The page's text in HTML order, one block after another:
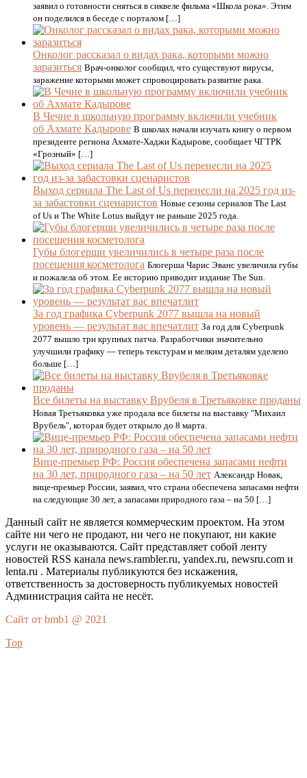
заявил о готовности сняться в сиквеле фильма «Школа рока». Этим
он поделился в беседе с порталом […]
Онколог рассказал о видах рака, которыми можно
заразиться Врач-онколог сообщил, что существуют вирусы,
заражение которыми может спровоцировать развитие рака.
В Чечне в школьную программу включили учебник
об Ахмате Кадырове В школах начали изучать книгу о первом
президенте региона Ахмате-Хаджи Кадырове, сообщает ЧГТРК
«Грозный» […]
Выход сериала The Last of Us перенесли на 2025 год из-
за забастовки сценаристов Новые сезоны сериалов The Last
of Us и The White Lotus выйдут не раньше 2025 года.
Губы блогерши увеличились в четыре раза после
посещения косметолога Блогерша Чарис Эванс увеличила губы
и пожалела об этом. Ее историю приводит издание The Sun.
За год графика Cyberpunk 2077 вышла на новый
уровень — результат вас впечатлит За год для Cyberpunk
2077 вышло три крупных патча. Разработчики значительно
улучшили графику — теперь текстурам и мелким деталям уделено
больше […]
Все билеты на выставку Врубеля в Третьяковке проданы
Новая Третьяковка уже продала все билеты на выставку "Михаил
Врубель", которая будет открыло до 8 марта.
Вице-премьер РФ: Россия обеспечена запасами нефти
на 30 лет, природного газа – на 50 лет Александр Новак,
вице-премьер России, заявил, что страна обеспечена запасами нефти
на следующие 30 лет, а запасами природного газа – на 50 […]
Данный сайт не является коммерческим проектом. На этом
сайте ни чего не продают, ни чего не покупают, ни какие
услуги не оказываются. Сайт представляет собой ленту
новостей RSS канала news.rambler.ru, yandex.ru, newsru.com и
lenta.ru . Материалы публикуются без искажения,
ответственность за достоверность публикуемых новостей
Администрация сайта не несёт.
Сайт от bmb1 @ 2021
Top